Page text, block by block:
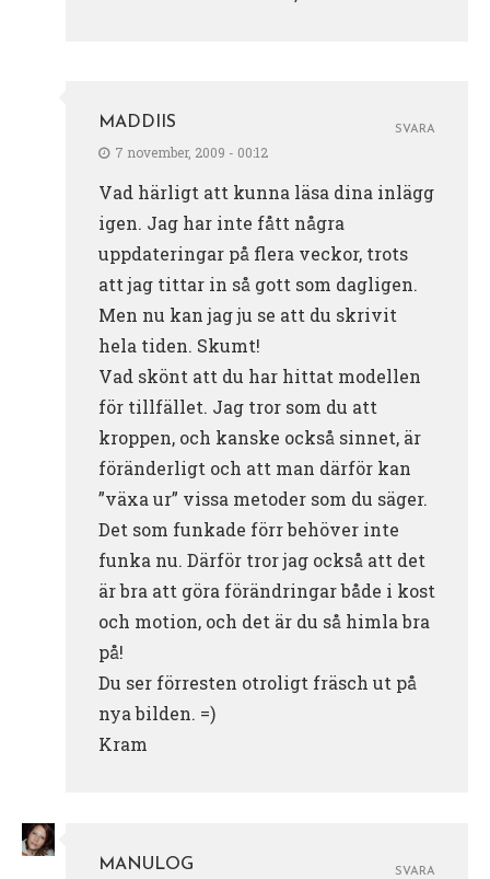
MADDIIS
7 november, 2009 - 00:12
Vad härligt att kunna läsa dina inlägg
igen. Jag har inte fått några
uppdateringar på flera veckor, trots
att jag tittar in så gott som dagligen.
Men nu kan jag ju se att du skrivit
hela tiden. Skumt!
Vad skönt att du har hittat modellen
för tillfället. Jag tror som du att
kroppen, och kanske också sinnet, är
föränderligt och att man därför kan
”växa ur” vissa metoder som du säger.
Det som funkade förr behöver inte
funka nu. Därför tror jag också att det
är bra att göra förändringar både i kost
och motion, och det är du så himla bra
på!
Du ser förresten otroligt fräsch ut på
nya bilden. =)
Kram
SVARA
MANULOG
SVARA